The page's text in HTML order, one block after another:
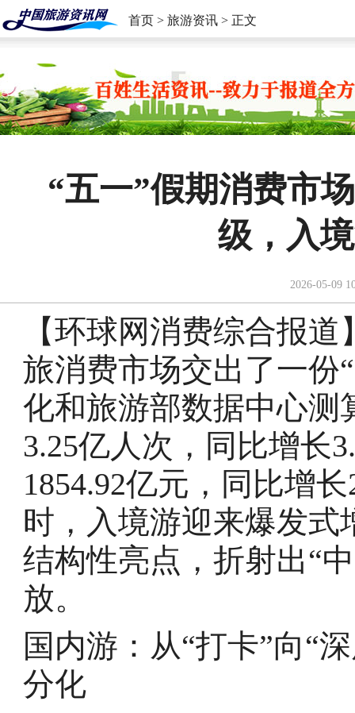
首页 > 旅游资讯 > 正文
“五一”假期消费市
级，入
2026-05-09
【环球网消费综合报
旅消费市场交出了一份
化和旅游部数据中心测
3.25亿人次，同比增长
1854.92亿元，同比增
时，入境游迎来爆发
结构性亮点，折射出“
放。
国内游：从“打卡”向“
分化